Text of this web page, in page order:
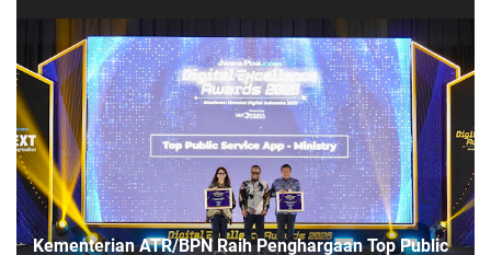
Kementerian ATR/BPN Raih Penghargaan Top Public